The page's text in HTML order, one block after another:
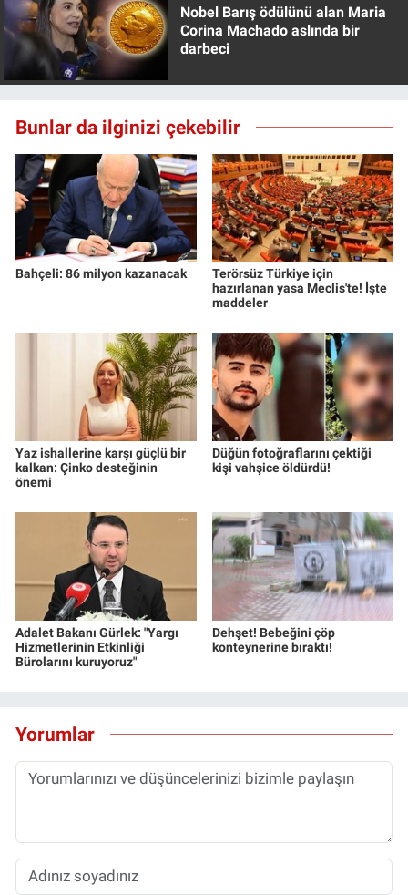
Nobel Barış ödülünü alan Maria
Corina Machado aslında bir
darbeci
Bunlar da ilginizi çekebilir
Bahçeli: 86 milyon kazanacak
Terörsüz Türkiye için
hazırlanan yasa Meclis'te! İşte
maddeler
Yaz ishallerine karşı güçlü bir
kalkan: Çinko desteğinin
önemi
Düğün fotoğraflarını çektiği
kişi vahşice öldürdü!
Adalet Bakanı Gürlek: "Yargı
Hizmetlerinin Etkinliği
Bürolarını kuruyoruz"
Dehşet! Bebeğini çöp
konteynerine bıraktı!
Yorumlar